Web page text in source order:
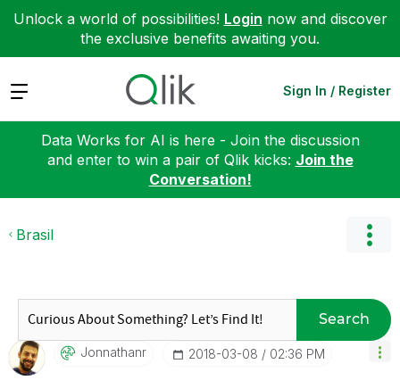
Unlock a world of possibilities! Login now and discover
the exclusive benefits awaiting you.
Expand Sign In / Register
Data Works for AI is here - Join the discussion
and enter to win a pair of Qlik kicks: Join the
Conversation!
Brasil
Search
Jonnathanr ‎2018-03-08 02:36 PM